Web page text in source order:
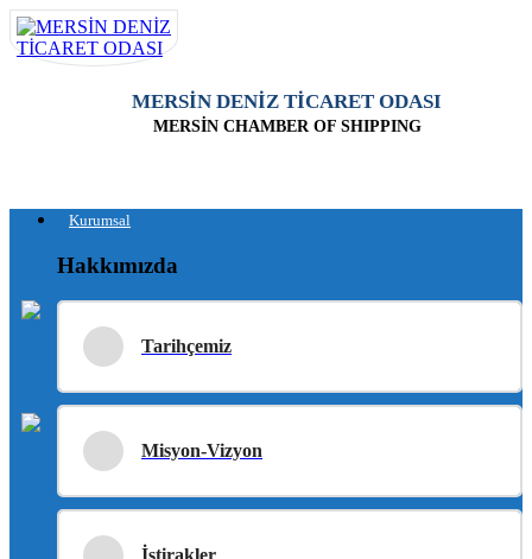
MERSİN DENİZ TİCARET ODASI
MERSİN CHAMBER OF SHIPPING
Kurumsal
Hakkımızda
Tarihçemiz
Misyon-Vizyon